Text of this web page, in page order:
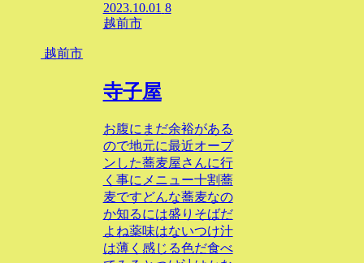
2023.10.01 8
越前市
越前市
寺子屋
お腹にまだ余裕がある
ので地元に最近オープ
ンした蕎麦屋さんに行
く事にメニュー十割蕎
麦ですどんな蕎麦なの
か知るには盛りそばだ
よね薬味はないつけ汁
は薄く感じる色だ食べ